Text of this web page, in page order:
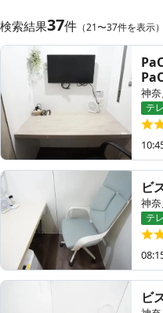
いい会議室（会議室専用ス
FCオーナー募集
コワーキング運営DXシス
E Solution
その他
トピックス
検索結果37件 （21〜37件を表示）
神
テ
ビ
神
テ
ビ